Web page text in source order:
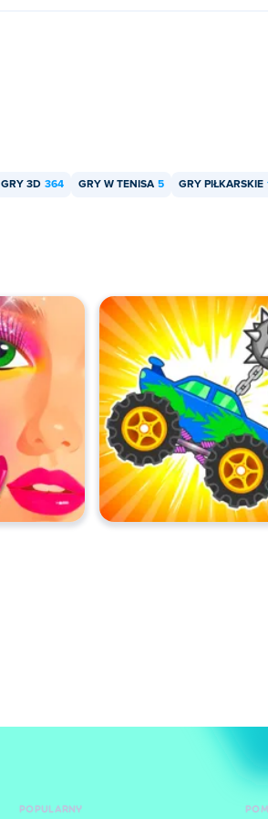
GRY 3D 364 GRY W TENISA 5 GRY PIŁKARSKIE
POPULARNY